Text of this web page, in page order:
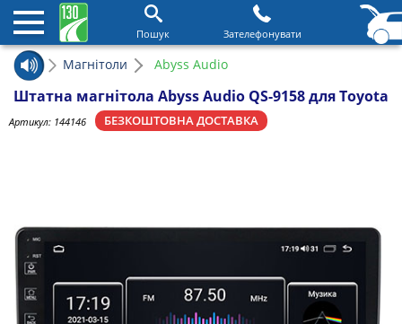
Пошук Зателефонувати
Магнітоли Abyss Audio
Штатна магнітола Abyss Audio QS-9158 для Toyota
Артикул: 144146 БЕЗКОШТОВНА ДОСТАВКА